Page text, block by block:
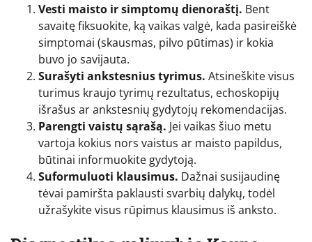
Vesti maisto ir simptomų dienoraštį. Bent
savaitę fiksuokite, ką vaikas valgė, kada pasireiškė
simptomai (skausmas, pilvo pūtimas) ir kokia
buvo jo savijauta.
Surašyti ankstesnius tyrimus. Atsineškite visus
turimus kraujo tyrimų rezultatus, echoskopijų
išrašus ar ankstesnių gydytojų rekomendacijas.
Parengti vaistų sąrašą. Jei vaikas šiuo metu
vartoja kokius nors vaistus ar maisto papildus,
būtinai informuokite gydytoją.
Suformuluoti klausimus. Dažnai susijaudinę
tėvai pamiršta paklausti svarbių dalykų, todėl
užrašykite visus rūpimus klausimus iš anksto.